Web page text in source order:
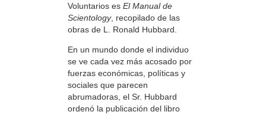
Voluntarios es El Manual de
Scientology, recopilado de las
obras de L. Ronald Hubbard.
En un mundo donde el individuo
se ve cada vez más acosado por
fuerzas económicas, políticas y
sociales que parecen
abrumadoras, el Sr. Hubbard
ordenó la publicación del libro